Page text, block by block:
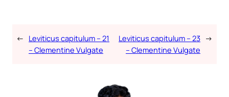
← Leviticus capitulum – 21
– Clementine Vulgate
Leviticus capitulum – 23
– Clementine Vulgate
→